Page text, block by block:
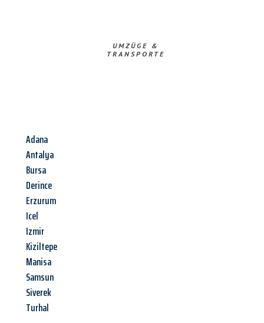
UMZÜGE &
TRANSPORTE
Adana
Antalya
Bursa
Derince
Erzurum
Icel
Izmir
Kiziltepe
Manisa
Samsun
Siverek
Turhal